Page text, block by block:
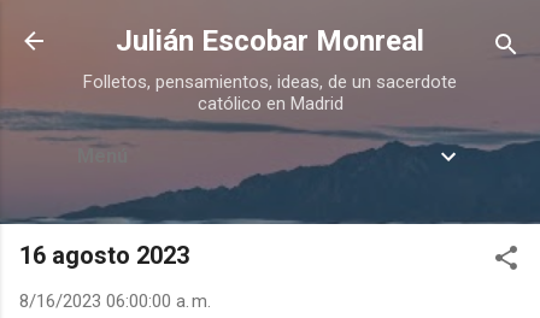
Ir al contenido principal
Julián Escobar Monreal
Folletos, pensamientos, ideas, de un sacerdote
católico en Madrid
Menú
16 agosto 2023
8/16/2023 06:00:00 a. m.